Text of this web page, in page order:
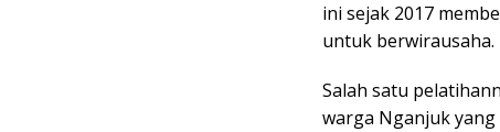
ini sejak 2017
untuk berwirausaha.
Salah satu
warga Nganjuk